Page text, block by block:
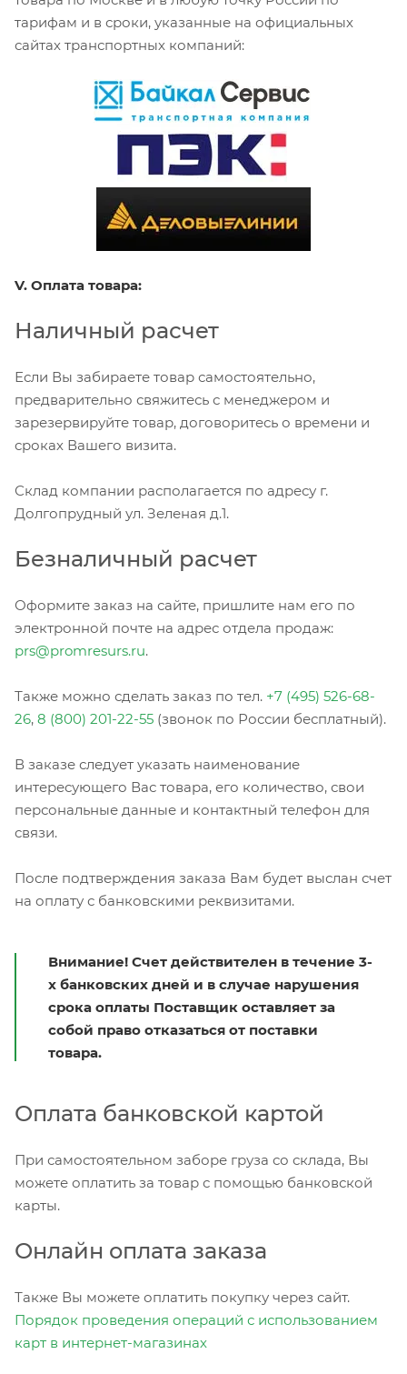
тарифам и в сроки, указанные на официальных
сайтах транспортных компаний:
V. Оплата товара:
Наличный расчет
Если Вы забираете товар самостоятельно,
предварительно свяжитесь с менеджером и
зарезервируйте товар, договоритесь о времени и
сроках Вашего визита.
Склад компании располагается по адресу г.
Долгопрудный ул. Зеленая д.1.
Безналичный расчет
Оформите заказ на сайте, пришлите нам его по
электронной почте на адрес отдела продаж:
prs@promresurs.ru.
Также можно сделать заказ по тел. +7 (495) 526-68-
26, 8 (800) 201-22-55 (звонок по России бесплатный).
В заказе следует указать наименование
интересующего Вас товара, его количество, свои
персональные данные и контактный телефон для
связи.
После подтверждения заказа Вам будет выслан счет
на оплату с банковскими реквизитами.
Внимание! Счет действителен в течение 3-
х банковских дней и в случае нарушения
срока оплаты Поставщик оставляет за
собой право отказаться от поставки
товара.
Оплата банковской картой
При самостоятельном заборе груза со склада, Вы
можете оплатить за товар с помощью банковской
карты.
Онлайн оплата заказа
Также Вы можете оплатить покупку через сайт.
Порядок проведения операций с использованием
карт в интернет-магазинах